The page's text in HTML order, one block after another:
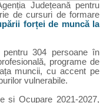
Județeană pentru
de cursuri de formare
forței de muncă la
304 persoane în
programe de
muncii, cu accent pe
vulnerabile.
și Ocupare 2021-2027,